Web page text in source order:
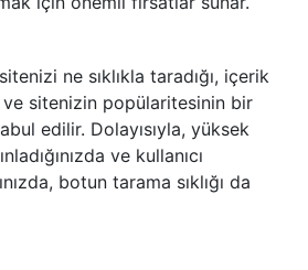
ne sıklıkla taradığı, içerik
sitenizin popülaritesinin bir
edilir. Dolayısıyla, yüksek
ve kullanıcı
botun tarama sıklığı da